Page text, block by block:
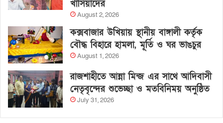
খাসিয়াদের
August 2, 2026
কক্সবাজার উখিয়ায় স্থানীয় বাঙ্গালী কর্তৃক
বৌদ্ধ বিহারে হামলা, মূর্তি ও ঘর ভাঙচুর
August 1, 2026
রাজশাহীতে আন্না মিন্জ এর সাথে আদিবাসী
নেতৃবৃন্দের শুভেচ্ছা ও মতবিনিময় অনুষ্ঠিত
July 31, 2026